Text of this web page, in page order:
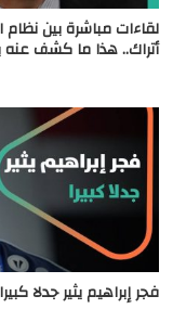
لقاءات مباشرة بين
أتراك.. هذا ما كشف عنه
فجر إبراهيم يثير جدلا كبيرا